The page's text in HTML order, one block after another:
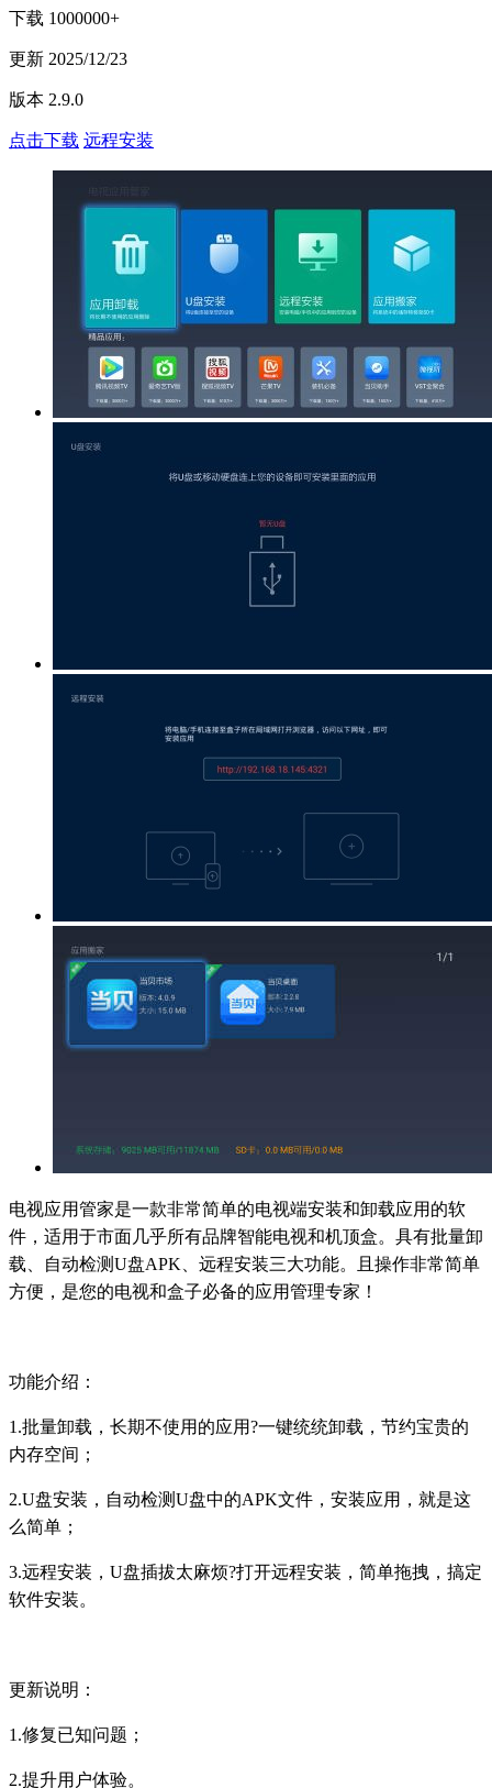
下载 1000000+
更新 2025/12/23
版本 2.9.0
点击下载 远程安装
电视应用管家是一款非常简单的电视端安装和卸载应用的软
件，适用于市面几乎所有品牌智能电视和机顶盒。具有批量卸
载、自动检测U盘APK、远程安装三大功能。且操作非常简单
方便，是您的电视和盒子必备的应用管理专家！
功能介绍：
1.批量卸载，长期不使用的应用?一键统统卸载，节约宝贵的
内存空间；
2.U盘安装，自动检测U盘中的APK文件，安装应用，就是这
么简单；
3.远程安装，U盘插拔太麻烦?打开远程安装，简单拖拽，搞定
软件安装。
更新说明：
1.修复已知问题；
2.提升用户体验。